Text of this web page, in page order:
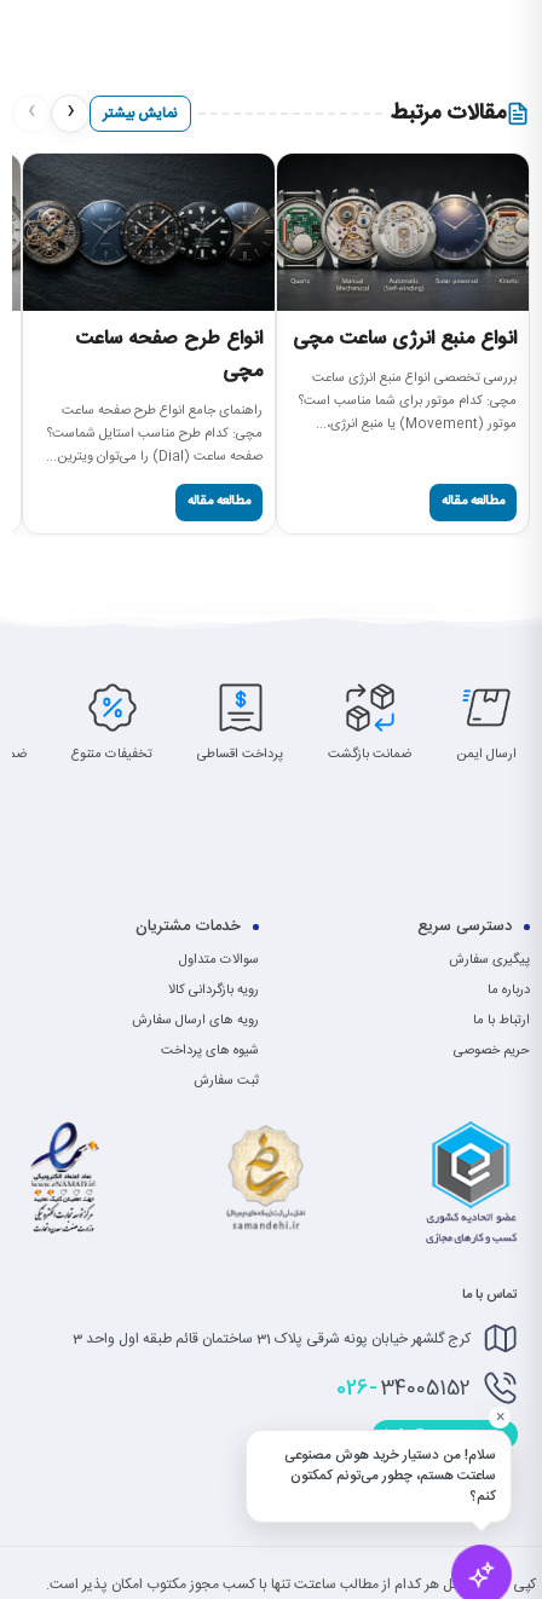
مقالات مرتبط نمایش بیشتر ‹
›
انواع منبع انرژی ساعت مچی
بررسی تخصصی انواع منبع انرژی ساعت
مچی: کدام موتور برای شما مناسب است؟
موتور (Movement) یا منبع انرژی،...
مطالعه مقاله
انواع طرح صفحه ساعت
مچی
راهنمای جامع انواع طرح صفحه ساعت
مچی: کدام طرح مناسب استایل شماست؟
صفحه ساعت (Dial) را می‌توان ویترین...
مطالعه مقاله
ارسال ایمن ضمانت بازگشت پرداخت اقساطی تخفیفات متنوع
دسترسی سریع
پیگیری سفارش
درباره ما
ارتباط با ما
حریم خصوصی
خدمات مشتریان
سوالات متداول
رویه بازگردانی کالا
رویه های ارسال سفارش
شیوه های پرداخت
ثبت سفارش
تماس با ما
کرج گلشهر خیابان پونه شرقی پلاک 31 ساختمان قائم طبقه اول واحد 3
026-34005152
info@saatet.com
کپی بخش یا کل هر کدام از مطالب ساعتت تنها با کسب مجوز مکتوب امکان پذیر است.
سلام! من دستیار خرید هوش مصنوعی
ساعتت هستم، چطور می‌تونم کمکتون
کنم؟
×